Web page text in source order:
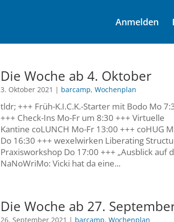
Anmelden
Die Woche ab 4. Oktober
3. Oktober 2021 | barcamp,Wochenplan
tldr; +++ Früh-K.I.C.K.-Starter mit Bodo Mo
+++ Check-Ins Mo-Fr um 8:30 +++ Virtuelle
Kantine coLUNCH Mo-Fr 13:00 +++ coHUG
Do 16:30 +++ wexelwirken Liberating
Praxisworkshop Do 17:00 +++ „Ausblick auf
NaNoWriMo: Vicki hat da eine...
Die Woche ab 27.
26. September 2021 | barcamp,Wochenplan